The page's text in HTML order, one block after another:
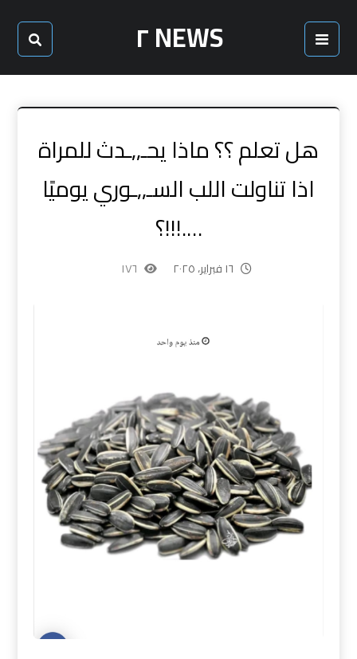
NEWS ٢
هل تعلم ؟؟ ماذا يحـ,,ـدث للمراة
اذا تناولت اللب السـ,,ـوري يوميًا
….!!!؟
١٦ فبراير، ٢٠٢٥ ١٧٦